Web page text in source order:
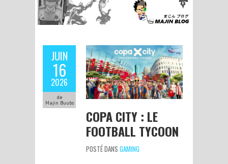
JUIN
16
2026
de
Majin Buubs
COPA CITY : LE
FOOTBALL TYCOON
POSTÉ DANS GAMING